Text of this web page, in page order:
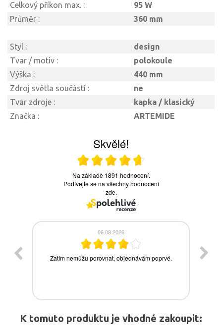
Celkový příkon max. :
95 W
Průměr :
360 mm
Styl :
design
Tvar / motiv :
polokoule
Výška :
440 mm
Zdroj světla součástí :
ne
Tvar zdroje :
kapka / klasický
Značka :
ARTEMIDE
K tomuto produktu je vhodné zakoupit: